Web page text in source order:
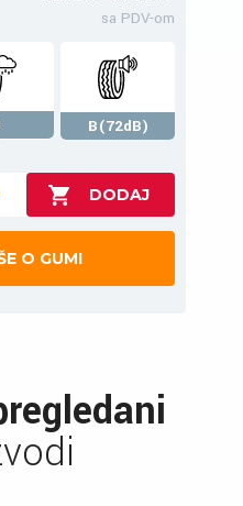
sa PDV-om
B(72dB)
O GUMI